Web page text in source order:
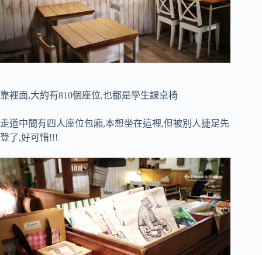
靠裡面,大約有810個座位,也都是學生課桌椅
走道中間有四人座位包廂,本想坐在這裡,但被別人捷足先
登了,好可惜!!!